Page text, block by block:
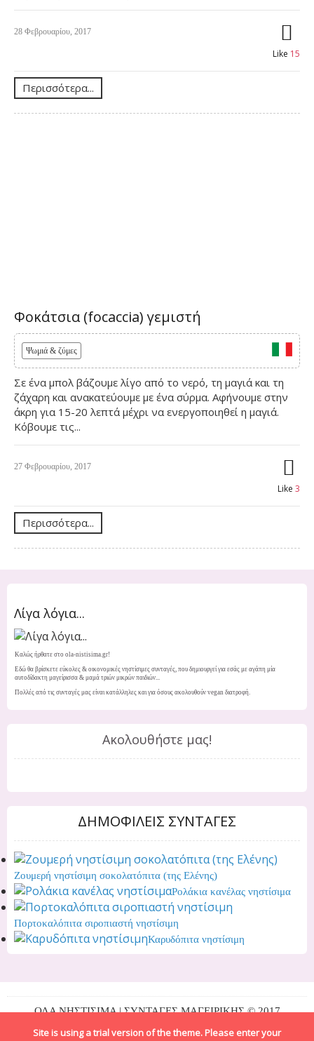
28 Φεβρουαρίου, 2017
Like 15
Περισσότερα...
Φοκάτσια (focaccia) γεμιστή
Ψωμιά & ζύμες
Σε ένα μπολ βάζουμε λίγο από το νερό, τη μαγιά και τη
ζάχαρη και ανακατεύουμε με ένα σύρμα. Αφήνουμε στην
άκρη για 15-20 λεπτά μέχρι να ενεργοποιηθεί η μαγιά.
Κόβουμε τις...
27 Φεβρουαρίου, 2017
Like 3
Περισσότερα...
Λίγα λόγια...
Καλώς ήρθατε στο ola-nistisima.gr!
Εδώ θα βρίσκετε εύκολες & οικονομικές νηστίσιμες συνταγές, που δημιουργεί για εσάς με αγάπη μία
αυτοδίδακτη μαγείρισσα & μαμά τριών μικρών παιδιών...
Πολλές από τις συνταγές μας είναι κατάλληλες και για όσους ακολουθούν vegan διατροφή.
Ακολουθήστε μας!
ΔΗΜΟΦΙΛΕΙΣ ΣΥΝΤΑΓΕΣ
Ζουμερή νηστίσιμη σοκολατόπιτα (της Ελένης)
Ρολάκια κανέλας νηστίσιμα
Πορτοκαλόπιτα σιροπιαστή νηστίσιμη
Καρυδόπιτα νηστίσιμη
ΟΛΑ ΝΗΣΤΙΣΙΜΑ | ΣΥΝΤΑΓΕΣ ΜΑΓΕΙΡΙΚΗΣ © 2017
Site is using a trial version of the theme. Please enter your